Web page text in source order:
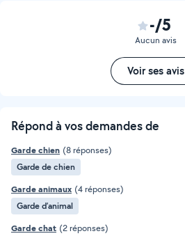
-/5
Aucun avis
Voir ses avis
Répond à vos demandes de
Garde chien (8 réponses)
Garde de chien
Garde animaux (4 réponses)
Garde d’animal
Garde chat (2 réponses)